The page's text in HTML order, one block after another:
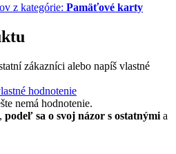
z kategórie: Pamäťové karty
zákazníci alebo napíš vlastné
hodnotenie
nemá hodnotenie.
podeľ sa o svoj názor s ostatnými a